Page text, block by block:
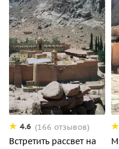
4.6 (166 отзывов)
Встретить рассвет на